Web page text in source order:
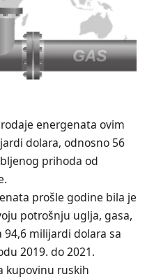
energenata ovim
dolara, odnosno 56
prihoda od
prošle godine bila je
potrošnju uglja, gasa,
milijardi dolara sa
2019. do 2021.
kupovinu ruskih